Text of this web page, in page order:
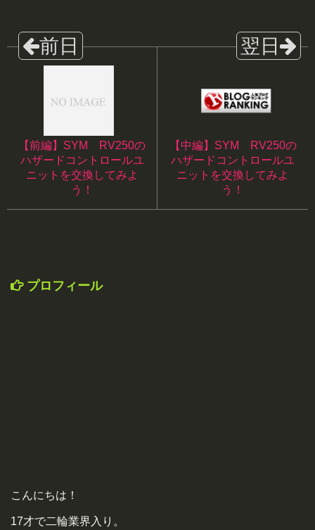
【前編】SYM RV250の
ハザードコントロールユ
ニットを交換してみよ
う！
【中編】SYM RV250の
ハザードコントロールユ
ニットを交換してみよ
う！
プロフィール
こんにちは！
17才で二輪業界入り。